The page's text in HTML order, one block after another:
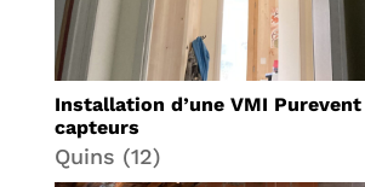
Installation d’une VMI Purevent
capteurs
Quins (12)